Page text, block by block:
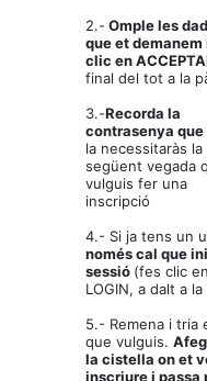
2.- Omple les
que et demanem
clic en
final del tot a la
3.-Recorda la
contrasenya que
la necessitaràs la
següent vegada
vulguis fer una
inscripció
4.- Si ja tens un
només cal que
sessió (fes clic en
LOGIN, a dalt a
5.- Remena i tria
que vulguis.
la cistella on et
inscriure i passa